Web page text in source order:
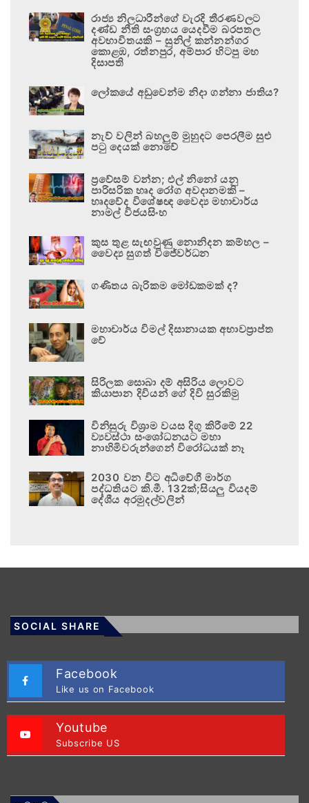
රාජ්‍ය නිලධාරීන්ගේ වැරදි තීරණවලට
දණ්ඩ නීති සංග්‍රහය යෙදවීම බරපතල
අවභාවිතයකි – සුනිල් කන්නන්ගර
කොළඹ, රත්නපුර, අම්පාර හිටපු මහ
දිසාපති
ලෝකයේ අඩුවෙන්ම නිදා ගන්නා ජාතිය?
නැව් වලින් බහලුම් මුහුදට පෙරලීම සුළු
පටු දෙයක් නොවේ
ප්‍රවේසම් වන්න; එල් නිනෝ යනු
පාරිසරික හෘද රෝග අවදානමකි –
හෘදවේද විශේෂඥ වෛද්‍ය මහාචාර්ය
නාමල් විජයසිංහ
කුස තුළ සැඟවුණු නොනිදන කම්හල –
වෛද්‍ය සුගත් විජේවර්ධන
ගණිතය බැරිකම මෝඩකමක් ද?
මහාචාර්ය විමල් දිසානායක අභාවප්‍රාප්ත
වේ
සිරිලක සොබා දම් අසිරිය ලොවට
කියාපාන දිවියන් ගේ දිවි සුරකිමු
විනිසුරු විශ්‍රාම වයස දිගු කිරීමේ 22
ව්‍යවස්ථා සංශෝධනයට මහා
නාහිමිවරුන්ගෙන් විරෝධයක් නෑ
2030 වන විට අධිවේගී මාර්ග
පද්ධතියට කි.මී. 132ක්;සියලු වියදම්
දේශීය අරමුදල්වලින්
SOCIAL SHARE
Facebook
Like us on Facebook
Youtube
Subscribe US